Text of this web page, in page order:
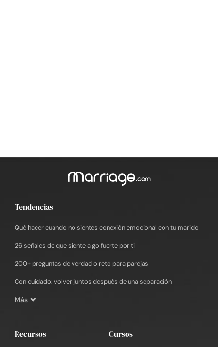
Tendencias
Qué hacer cuando no sientes conexión emocional con tu marido
26 señales de que siente algo fuerte por ti
200+ preguntas de verdad o reto para parejas
Con cuidado: volver juntos después de una separación
Más
Recursos Cursos